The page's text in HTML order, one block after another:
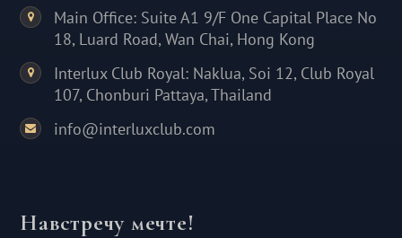
Main Office: Suite A1 9/F One Capital Place No
18, Luard Road, Wan Chai, Hong Kong
Interlux Club Royal: Naklua, Soi 12, Club Royal
107, Chonburi Pattaya, Thailand
info@interluxclub.com
Навстречу мечте!